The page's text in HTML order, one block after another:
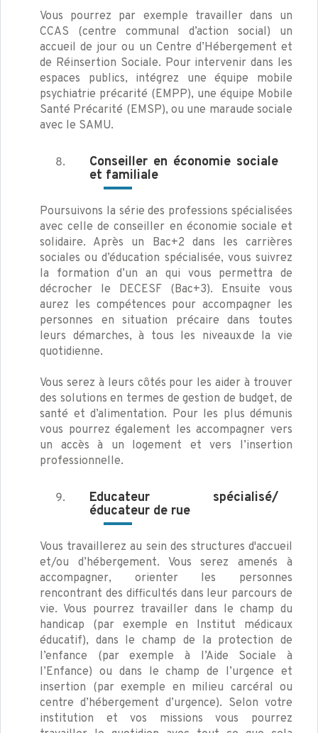
Vous pourrez par exemple travailler dans un
CCAS (centre communal d’action social) un
accueil de jour ou un Centre d’Hébergement et
de Réinsertion Sociale. Pour intervenir dans les
espaces publics, intégrez une équipe mobile
psychiatrie précarité (EMPP), une équipe Mobile
Santé Précarité (EMSP), ou une maraude sociale
avec le SAMU.
Conseiller en économie sociale
et familiale
Poursuivons la série des professions spécialisées
avec celle de conseiller en économie sociale et
solidaire. Après un Bac+2 dans les carrières
sociales ou d’éducation spécialisée, vous suivrez
la formation d’un an qui vous permettra de
décrocher le DECESF (Bac+3). Ensuite vous
aurez les compétences pour accompagner les
personnes en situation précaire dans toutes
leurs démarches, à tous les niveaux de la vie
quotidienne.
Vous serez à leurs côtés pour les aider à trouver
des solutions en termes de gestion de budget, de
santé et d’alimentation. Pour les plus démunis
vous pourrez également les accompagner vers
un accès à un logement et vers l’insertion
professionnelle.
Educateur spécialisé/
éducateur de rue
Vous travaillerez au sein des structures d'accueil
et/ou d’hébergement. Vous serez amenés à
accompagner, orienter les personnes
rencontrant des difficultés dans leur parcours de
vie. Vous pourrez travailler dans le champ du
handicap (par exemple en Institut médicaux
éducatif), dans le champ de la protection de
l’enfance (par exemple à l’Aide Sociale à
l’Enfance) ou dans le champ de l’urgence et
insertion (par exemple en milieu carcéral ou
centre d’hébergement d’urgence). Selon votre
institution et vos missions vous pourrez